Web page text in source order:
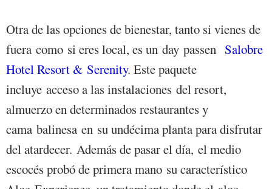
Otra de las opciones de bienestar, tanto si vienes de
fuera como si eres local, es un day passen Salobre
Hotel Resort & Serenity. Este paquete
incluye acceso a las instalaciones del resort,
almuerzo en determinados restaurantes y
cama balinesa en su undécima planta para disfrutar
del atardecer. Además de pasar el día, el medio
escocés probó de primera mano su característico